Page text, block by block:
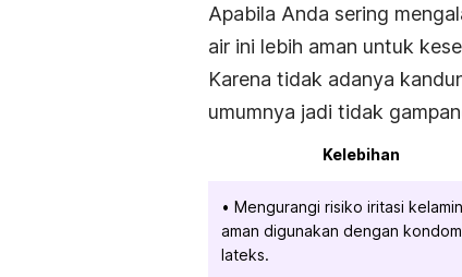
Apabila Anda sering
air ini lebih aman untuk
Karena tidak adanya
umumnya jadi tidak
Kelebihan
Mengurangi risiko iritasi
aman digunakan dengan kondom
lateks.